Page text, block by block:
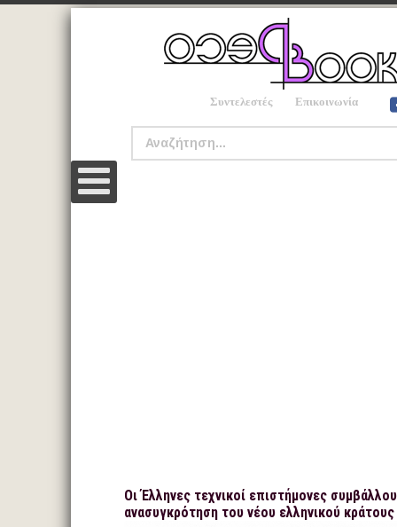
Συντελεστές Επικοινωνία
Οι Έλληνες τεχνικοί επιστήμονες
ανασυγκρότηση του νέου ελληνικού κράτους